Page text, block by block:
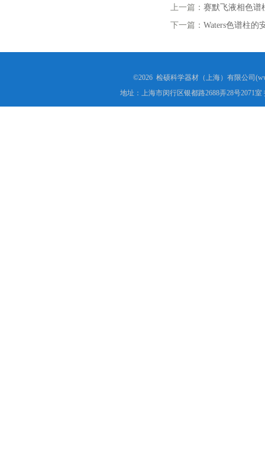
上一篇： 赛默飞液相色谱
下一篇： Waters色谱柱的
©2026 检硕科学器材（上海）有限公司
地址：上海市闵行区银都路2688弄28号2071室